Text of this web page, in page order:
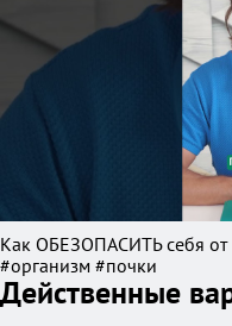
Как ОБЕЗОПАСИТЬ себя
#организм #почки
Действенные